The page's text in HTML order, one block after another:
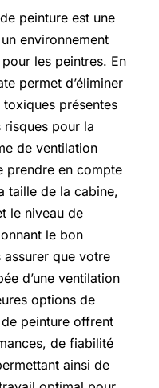
peinture est une
environnement
les peintres. En
permet d’éliminer
présentes
risques pour la
de ventilation
prendre en compte
taille de la cabine,
le niveau de
le bon
que votre
d’une ventilation
options de
peinture offrent
de fiabilité
ainsi de